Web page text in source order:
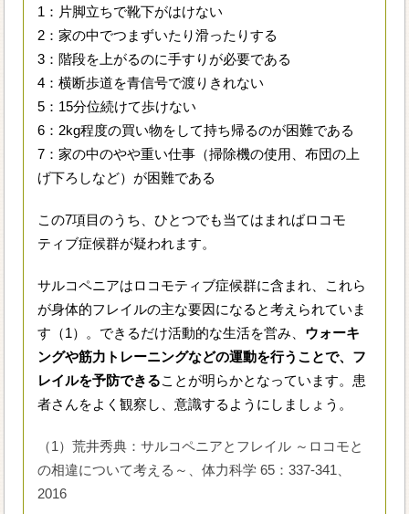
1：片脚立ちで靴下がはけない
2：家の中でつまずいたり滑ったりする
3：階段を上がるのに手すりが必要である
4：横断歩道を青信号で渡りきれない
5：15分位続けて歩けない
6：2kg程度の買い物をして持ち帰るのが困難である
7：家の中のやや重い仕事（掃除機の使用、布団の上
げ下ろしなど）が困難である
この7項目のうち、ひとつでも当てはまればロコモ
ティブ症候群が疑われます。
サルコペニアはロコモティブ症候群に含まれ、これら
が身体的フレイルの主な要因になると考えられていま
す（1）。できるだけ活動的な生活を営み、 ウォーキ
ングや筋力トレーニングなどの運動を行うことで、フ
レイルを予防できることが明らかとなっています。患
者さんをよく観察し、意識するようにしましょう。
（1）荒井秀典：サルコペニアとフレイル ～ロコモと
の相違について考える～、体力科学 65：337-341、
2016